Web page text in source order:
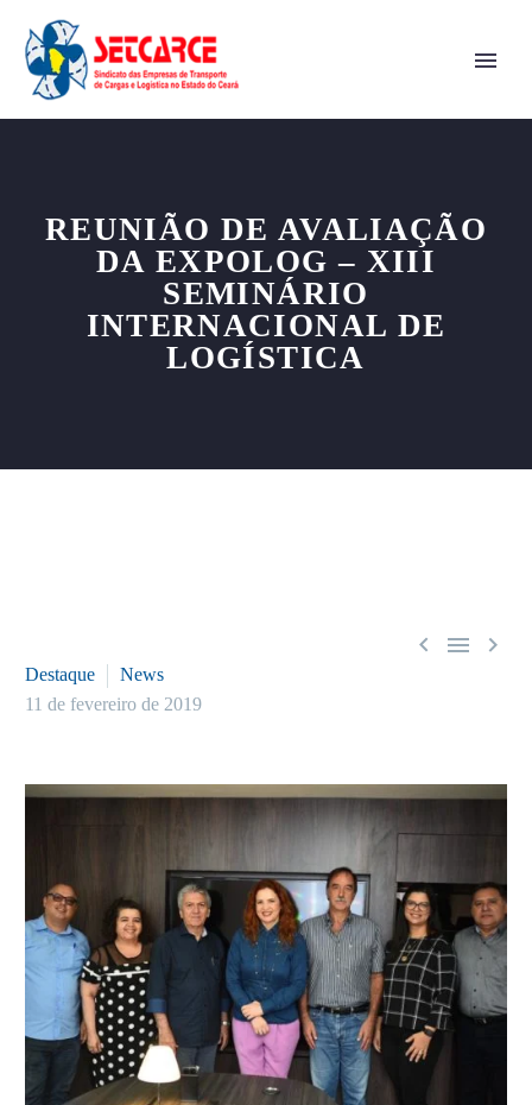
REUNIÃO DE AVALIAÇÃO
DA EXPOLOG – XIII
SEMINÁRIO
INTERNACIONAL DE
LOGÍSTICA
  
Destaque
News
11 de fevereiro de 2019